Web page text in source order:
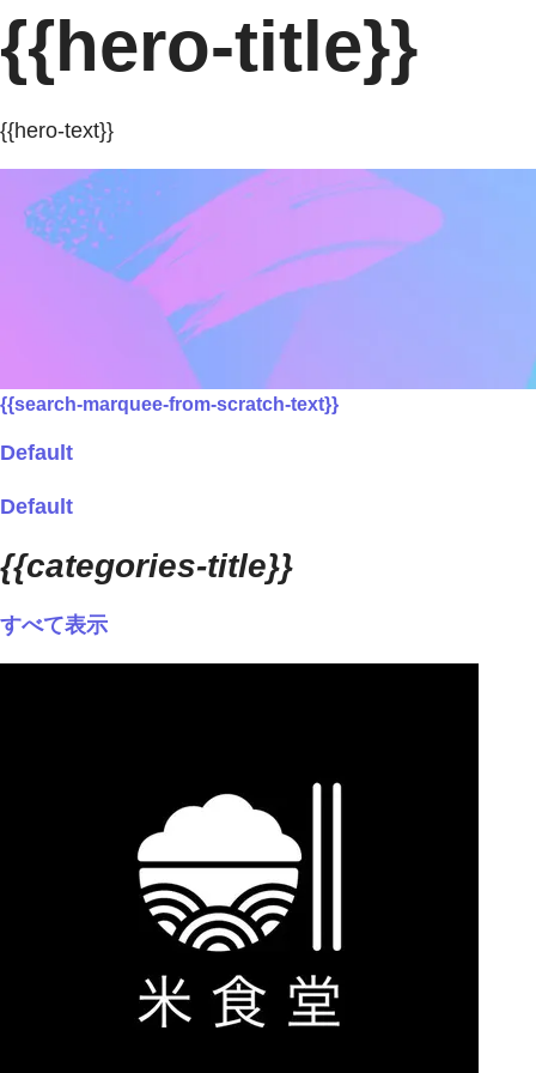
{{hero-title}}
{{hero-text}}
{{search-marquee-from-scratch-text}}
Default
Default
{{categories-title}}
すべて表示